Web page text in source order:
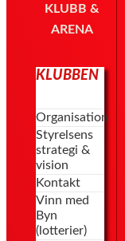
KLUBB &
ARENA
KLUBBEN
Organisation
Styrelsens
strategi &
vision
Kontakt
Vinn med
Byn
(lotterier)